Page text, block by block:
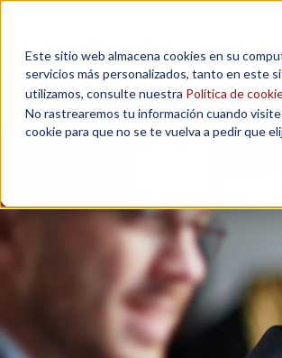
Este sitio web almacena cookies en su
servicios más personalizados, tanto en este
utilizamos, consulte nuestra Política de
No rastrearemos tu información cuando
cookie para que no se te vuelva a pedir que